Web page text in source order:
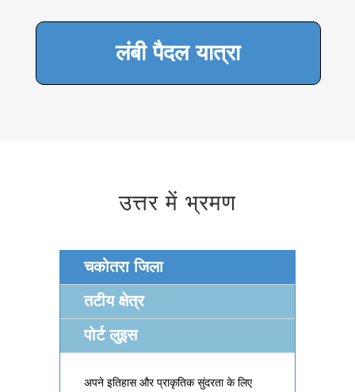
लंबी पैदल यात्रा
उत्तर में भ्रमण
चकोतरा जिला
तटीय क्षेत्र
पोर्ट लुइस
अपने इतिहास और प्राकृतिक सुंदरता के लिए